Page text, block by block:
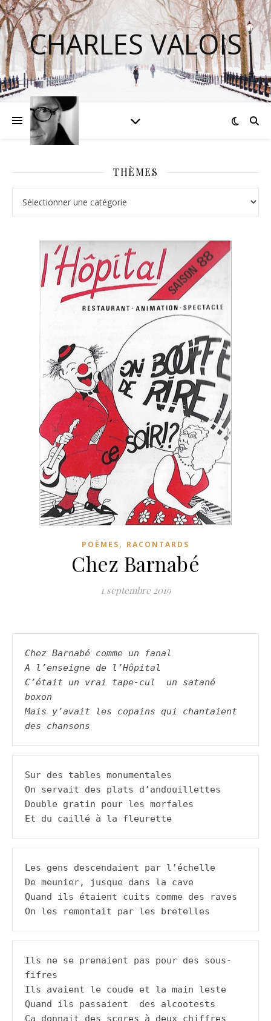
CHARLES VALOIS
THÈMES
POÈMES, RACONTARDS
Chez Barnabé
1 septembre 2019
Chez Barnabé comme un fanal
A l’enseigne de l’Hôpital
C’était un vrai tape-cul  un satané
boxon
Mais y’avait les copains qui chantaient
des chansons
Sur des tables monumentales
On servait des plats d’andouillettes
Double gratin pour les morfales
Et du caillé à la fleurette
Les gens descendaient par l’échelle
De meunier, jusque dans la cave
Quand ils étaient cuits comme des raves
On les remontait par les bretelles
Ils ne se prenaient pas pour des sous-
fifres
Ils avaient le coude et la main leste
Quand ils passaient  des alcootests
Ça donnait des scores à deux chiffres